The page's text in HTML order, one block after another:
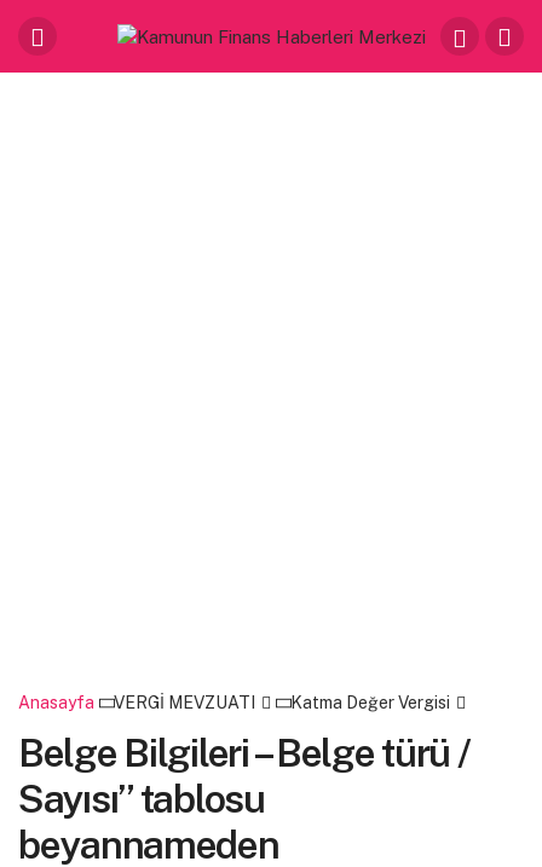
Anasayfa VERGİ MEVZUATI Katma Değer Vergisi
Belge Bilgileri – Belge türü /
Sayısı” tablosu
beyannameden